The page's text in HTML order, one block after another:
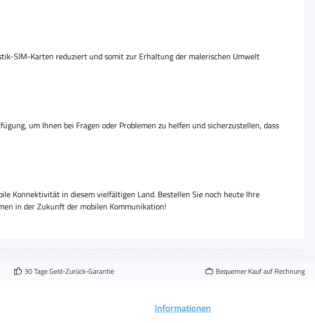
SIM-Karten reduziert und somit zur Erhaltung der malerischen Umwelt
um Ihnen bei Fragen oder Problemen zu helfen und sicherzustellen, dass
Konnektivität in diesem vielfältigen Land. Bestellen Sie noch heute Ihre
in der Zukunft der mobilen Kommunikation!
30 Tage Geld-Zurück-Garantie Bequemer Kauf auf Rechnung
Informationen